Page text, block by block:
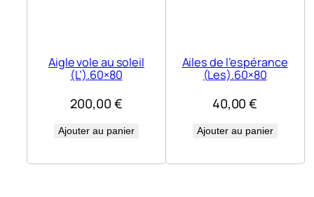
Aigle vole au soleil
(L’).60×80
200,00 €
Ajouter au panier
Ailes de l’espérance
(Les).60×80
40,00€
Ajouter au panier